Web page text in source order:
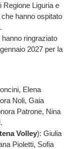
Regione Liguria e
hanno ospitato
hanno ringraziato
2027 per la
Elena
Noli, Gaia
Patrone, Nina
Volley): Giulia
Pioletti, Sofia